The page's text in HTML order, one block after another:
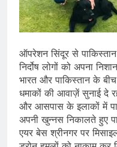
जारी
August 6,
जंतर-
August
देशभर में
होगा
August 5,
ऑपरेशन सिंदूर से
निर्दोष लोगों को अपना
भारत और पाकिस्तान के
धमाकों की आवाज़ें सुनाई दे
और आसपास के इलाकों में
अपनी खुन्नस निकालते हुए
एयर बेस श्रीनगर पर